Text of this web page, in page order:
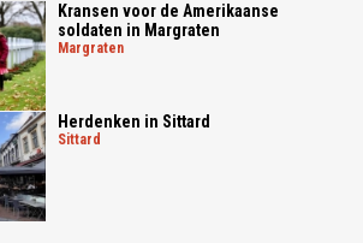
Kransen voor de Amerikaanse
soldaten in Margraten
margraten
Herdenken in Sittard
sittard